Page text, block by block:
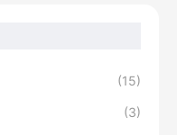
(15)
(3)